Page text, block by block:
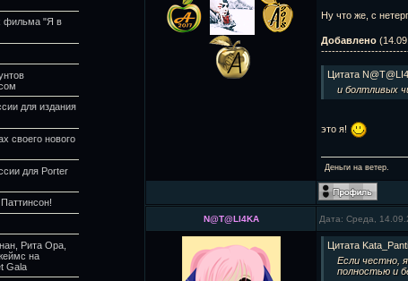
фильма "Я в
для издания
своего нового
для Porter
Рита Ора,
на
Gala
Ну что же, с
Добавлено
Цитата
и болтливых
это я!
Деньги на ветер.
N@T@LI4KA Дата: Среда,
Цитата
Если честно,
полностью и